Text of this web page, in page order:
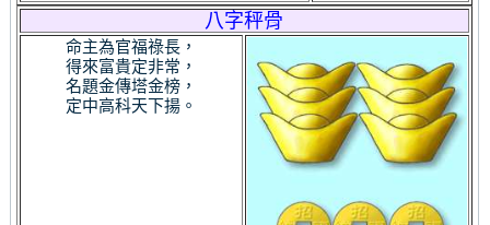
八字秤骨
命主為官福祿長，
得來富貴定非常，
名題金傳塔金榜，
定中高科天下揚。